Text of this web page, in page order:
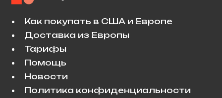
Как покупать в США и Европе
Доставка из Европы
Тарифы
Помощь
Новости
Политика конфиденциальности